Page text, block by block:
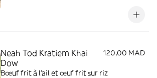
Neah Tod Kratiem Khai
Dow
120,00 MAD
Bœuf frit à l’ail et œuf frit sur riz